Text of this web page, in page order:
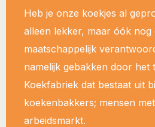
Heb je onze koekjes al
alleen lekker, maar óók nog
maatschappelijk
namelijk gebakken door het
Koekfabriek dat bestaat uit
koekenbakkers; mensen
arbeidsmarkt.